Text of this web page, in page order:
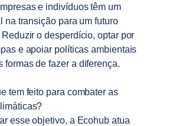
e indivíduos têm um
na transição para um futuro
o desperdício, optar por
e apoiar políticas ambientais
formas de fazer a diferença.
tem feito para combater as
esse objetivo, a Ecohub atua